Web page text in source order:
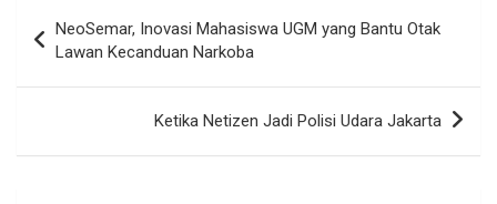
pos
NeoSemar, Inovasi Mahasiswa UGM yang Bantu Otak
Lawan Kecanduan Narkoba
Ketika Netizen Jadi Polisi Udara Jakarta